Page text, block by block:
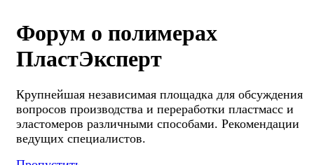
Форум о полимерах
ПластЭксперт
Крупнейшая независимая площадка для обсуждения
вопросов производства и переработки пластмасс и
эластомеров различными способами. Рекомендации
ведущих специалистов.